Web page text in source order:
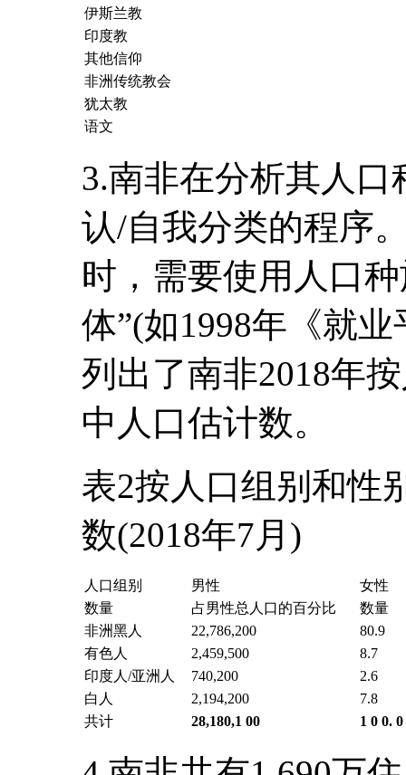
伊斯兰教
印度教
其他信仰
非洲传统教会
犹太教
语文
3.南非在分析其人
认/自我分类的程序
时，需要使用人口
体”(如1998年《就
列出了南非2018年
中人口估计数。
表2按人口组别和性
数(2018年7月)
人口组别 男性
女性
数量
占男性总人口的百分比
数量
非洲黑人
22,786,200
80.9
有色人
2,459,500
8.7
印度人/亚洲人
740,200
2.6
白人
2,194,200
7.8
共计
28,180,1 00 1 0 0. 0